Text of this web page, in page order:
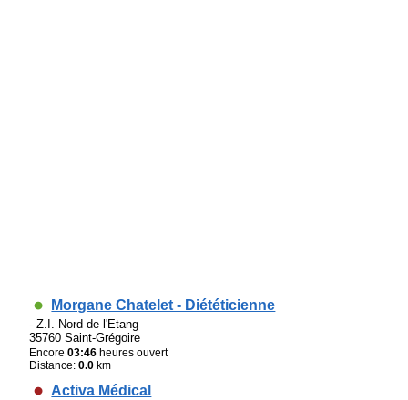
Morgane Chatelet - Diététicienne
- Z.I. Nord de l'Etang
35760 Saint-Grégoire
Encore03:46 heures ouvert
Distance:0.0 km
Activa Médical